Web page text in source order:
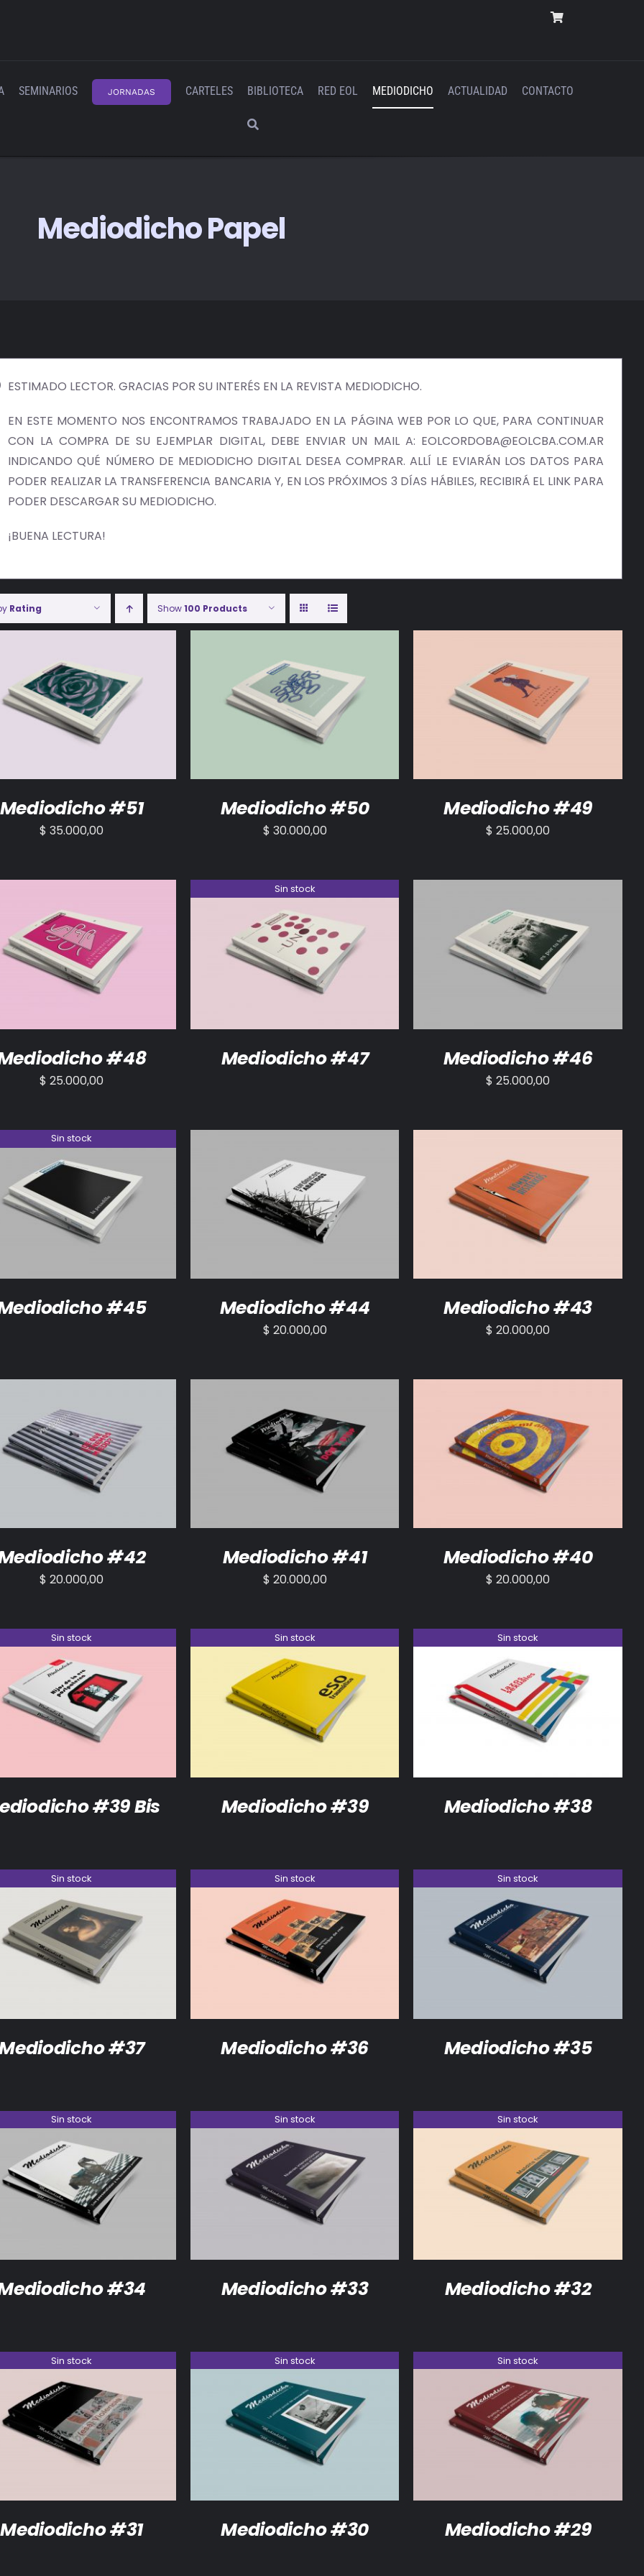
SEMINARIOS JORNADAS CARTELES BIBLIOTECA RED EOL MEDIODICHO ACTUALIDAD CONTACTO
Mediodicho Papel
ESTIMADO LECTOR. GRACIAS POR SU INTERÉS EN LA REVISTA MEDIODICHO.
EN ESTE MOMENTO NOS ENCONTRAMOS TRABAJADO EN LA PÁGINA WEB POR LO QUE, PARA CONTINUAR
CON LA COMPRA DE SU EJEMPLAR DIGITAL, DEBE ENVIAR UN MAIL A: EOLCORDOBA@EOLCBA.COM.AR
INDICANDO QUÉ NÚMERO DE MEDIODICHO DIGITAL DESEA COMPRAR. ALLÍ LE EVIARÁN LOS DATOS PARA
PODER REALIZAR LA TRANSFERENCIA BANCARIA Y, EN LOS PRÓXIMOS 3 DÍAS HÁBILES, RECIBIRÁ EL LINK PARA
PODER DESCARGAR SU MEDIODICHO.
¡BUENA LECTURA!
Rating Show100 Products
AL CARRITO / DETALLES
Mediodicho #51
$ 35.000,00
AÑADIR AL CARRITO / DETALLES
Mediodicho #50
$ 30.000,00
AÑADIR AL CARRITO / DETALLES
Mediodicho #49
$ 25.000,00
AL CARRITO / DETALLES
#48
$ 25.000,00
Sin stock
DETALLES
Mediodicho #47
AÑADIR AL CARRITO / DETALLES
Mediodicho #46
$ 25.000,00
Sin stock
DETALLES
#45
AÑADIR AL CARRITO / DETALLES
Mediodicho #44
$ 20.000,00
AÑADIR AL CARRITO DETALLES
Mediodicho #43
$ 20.000,00
AL CARRITO / DETALLES
#42
$ 20.000,00
AÑADIR AL CARRITO / DETALLES
Mediodicho #41
$ 20.000,00
AÑADIR AL CARRITO / DETALLES
Mediodicho #40
$ 20.000,00
Sin stock
DETALLES
#39 Bis
Sin stock
DETALLES
Mediodicho #39
Sin stock
DETALLES
Mediodicho #38
Sin stock
DETALLES
#37
Sin stock
DETALLES
Mediodicho #36
Sin stock
DETALLES
Mediodicho #35
Sin stock
DETALLES
#34
Sin stock
DETALLES
Mediodicho #33
Sin stock
DETALLES
Mediodicho #32
Sin stock
DETALLES
Mediodicho #31
Sin stock
DETALLES
Mediodicho #30
Sin stock
DETALLES
Mediodicho #29